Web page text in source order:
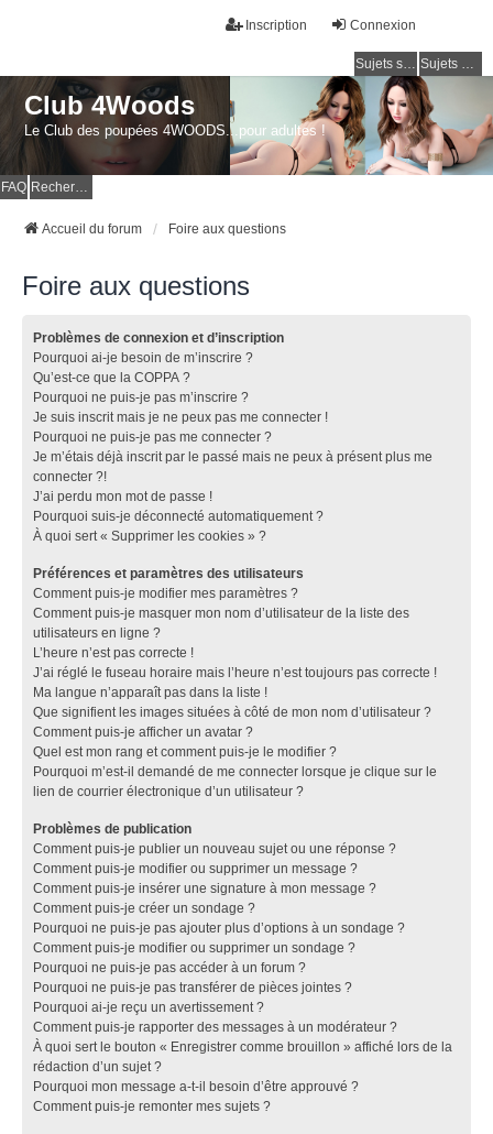
Connexion
Inscription
Sujets sans réponse Sujets actifs
Club 4Woods
Le Club des poupées 4WOODS...pour adultes !
FAQ
Accueil du forum Foire aux questions
Foire aux questions
Problèmes de connexion et d’inscription
Pourquoi ai-je besoin de m’inscrire ?
Qu’est-ce que la COPPA ?
Pourquoi ne puis-je pas m’inscrire ?
Je suis inscrit mais je ne peux pas me connecter !
Pourquoi ne puis-je pas me connecter ?
Je m’étais déjà inscrit par le passé mais ne peux à présent plus me
connecter ?!
J’ai perdu mon mot de passe !
Pourquoi suis-je déconnecté automatiquement ?
À quoi sert « Supprimer les cookies » ?
Préférences et paramètres des utilisateurs
Comment puis-je modifier mes paramètres ?
Comment puis-je masquer mon nom d’utilisateur de la liste des
utilisateurs en ligne ?
L’heure n’est pas correcte !
J’ai réglé le fuseau horaire mais l’heure n’est toujours pas correcte !
Ma langue n’apparaît pas dans la liste !
Que signifient les images situées à côté de mon nom d’utilisateur ?
Comment puis-je afficher un avatar ?
Quel est mon rang et comment puis-je le modifier ?
Pourquoi m’est-il demandé de me connecter lorsque je clique sur le
lien de courrier électronique d’un utilisateur ?
Problèmes de publication
Comment puis-je publier un nouveau sujet ou une réponse ?
Comment puis-je modifier ou supprimer un message ?
Comment puis-je insérer une signature à mon message ?
Comment puis-je créer un sondage ?
Pourquoi ne puis-je pas ajouter plus d’options à un sondage ?
Comment puis-je modifier ou supprimer un sondage ?
Pourquoi ne puis-je pas accéder à un forum ?
Pourquoi ne puis-je pas transférer de pièces jointes ?
Pourquoi ai-je reçu un avertissement ?
Comment puis-je rapporter des messages à un modérateur ?
À quoi sert le bouton « Enregistrer comme brouillon » affiché lors de la
rédaction d’un sujet ?
Pourquoi mon message a-t-il besoin d’être approuvé ?
Comment puis-je remonter mes sujets ?